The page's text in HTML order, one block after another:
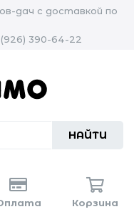
дач с доставкой по
(926) 390-64-22
НАЙТИ
Корзина